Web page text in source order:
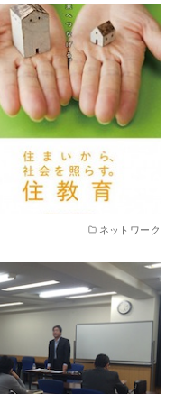
ネットワーク